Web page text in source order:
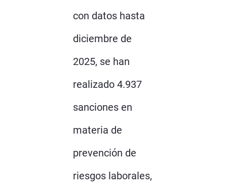
con datos hasta
diciembre de
2025, se han
realizado 4.937
sanciones en
materia de
prevención de
riesgos laborales,